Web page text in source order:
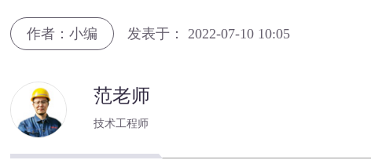
作者：小编 发表于： 2022-07-10 10:05
范老师
技术工程师